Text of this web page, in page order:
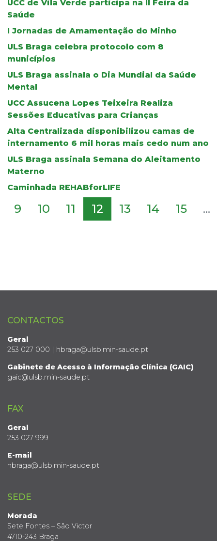
UCC de Vila Verde participa na II Feira da
Saúde
I Jornadas de Amamentação do Minho
ULS Braga celebra protocolo com 8
municípios
ULS Braga assinala o Dia Mundial da Saúde
Mental
UCC Assucena Lopes Teixeira Realiza
Sessões Educativas para Crianças
Alta Centralizada disponibilizou camas de
internamento 6 mil horas mais cedo num ano
ULS Braga assinala Semana do Aleitamento
Materno
Caminhada REHABforLIFE
9 10 11 12 13 14 15 ...
CONTACTOS
Geral
253 027 000 | hbraga@ulsb.min-saude.pt
Gabinete de Acesso à Informação Clínica (GAIC)
gaic@ulsb.min-saude.pt
FAX
Geral
253 027 999
E-mail
hbraga@ulsb.min-saude.pt
SEDE
Morada
Sete Fontes – São Victor
4710-243 Braga